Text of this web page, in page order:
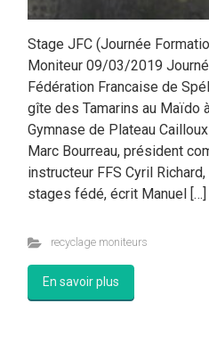
Stage JFC (Journée
Moniteur 09/03/2019
Fédération Francaise de
gîte des Tamarins au Maïdo
Gymnase de Plateau
Marc Bourreau, président
instructeur FFS Cyril
stages fédé, écrit Manuel […]
recyclage moniteurs
En savoir plus